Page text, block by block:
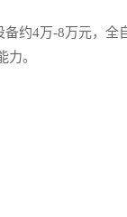
约4万-8万元，全
。